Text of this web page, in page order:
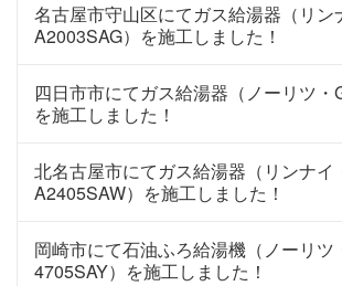
名古屋市守山区にてガス給湯器（リン
A2003SAG）を施工しました！
四日市市にてガス給湯器（ノーリツ・
を施工しました！
北名古屋市にてガス給湯器（リンナイ
A2405SAW）を施工しました！
岡崎市にて石油ふろ給湯機（ノーリツ
4705SAY）を施工しました！